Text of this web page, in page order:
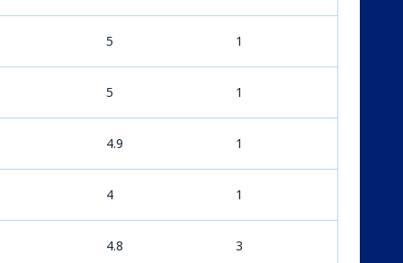
5 1
5 1
4.9 1
4 1
4.8 3